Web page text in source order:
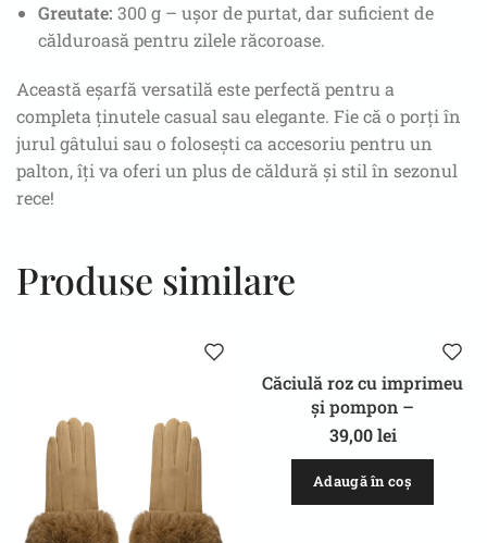
Greutate: 300 g – ușor de purtat, dar suficient de
călduroasă pentru zilele răcoroase.
Această eșarfă versatilă este perfectă pentru a
completa ținutele casual sau elegante. Fie că o porți în
jurul gâtului sau o folosești ca accesoriu pentru un
palton, îți va oferi un plus de căldură și stil în sezonul
rece!
Produse similare
Căciulă roz cu imprimeu
și pompon –
Toamnă/Iarnă | Stilată și
Călduroasă
39,00lei
Adaugă în coș